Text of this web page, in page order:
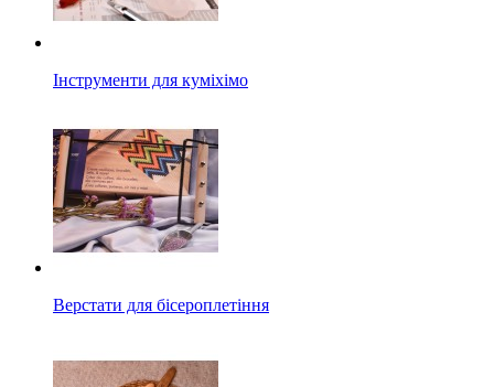
Інструменти для куміхімо
Верстати для бісероплетіння